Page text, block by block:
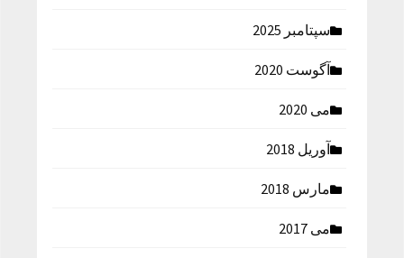
سپتامبر 2025
آگوست 2020
می 2020
آوریل 2018
مارس 2018
می 2017